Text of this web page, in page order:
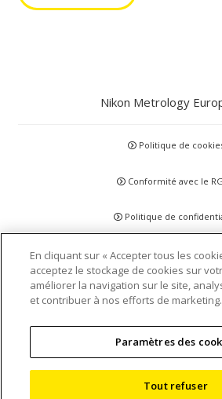
Nikon Metrology
Politique de
Conformité avec le
Politique de
Clause de non-
Déclarations et
Agrément et
Conditions
En cliquant sur « Accepter tous les
acceptez le stockage de cookies sur
améliorer la navigation sur le site,
et contribuer à nos efforts de marketing.
Paramètres des
Tout refuser